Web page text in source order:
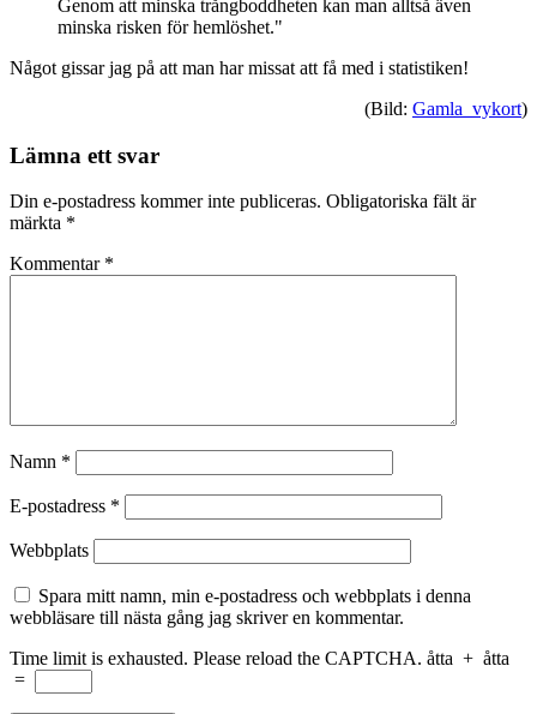
Genom att minska trångboddheten kan man alltså även
minska risken för hemlöshet."
Något gissar jag på att man har missat att få med i statistiken!
(Bild: Gamla vykort)
Lämna ett svar
Din e-postadress kommer inte publiceras. Obligatoriska fält är
märkta *
Kommentar *
Namn *
E-postadress *
Webbplats
Spara mitt namn, min e-postadress och webbplats i denna
webbläsare till nästa gång jag skriver en kommentar.
Time limit is exhausted. Please reload the CAPTCHA. åtta + åtta
=